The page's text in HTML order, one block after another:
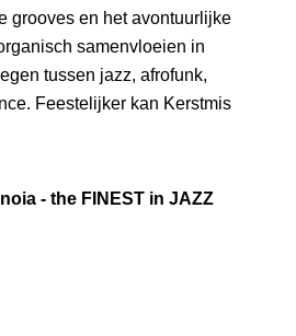
grooves en het avontuurlijke
samenvloeien in
tussen jazz, afrofunk,
Feestelijker kan Kerstmis
- the FINEST in JAZZ